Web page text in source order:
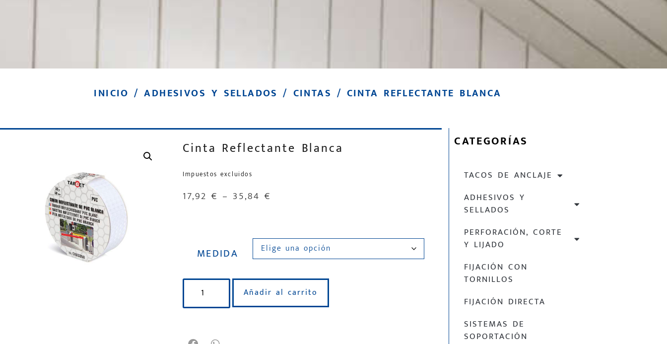
INICIO /ADHESIVOS Y SELLADOS / CINTAS / CINTA REFLECTANTE BLANCA
Cinta Reflectante Blanca
Impuestos excluidos
17,92 € – 35,84€
MEDIDA
Añadir al carrito
CATEGORÍAS
TACOS DE ANCLAJE
ADHESIVOS Y
SELLADOS
PERFORACIÓN, CORTE
Y LIJADO
FIJACIÓN CON
TORNILLOS
FIJACIÓN DIRECTA
SISTEMAS DE
SOPORTACIÓN